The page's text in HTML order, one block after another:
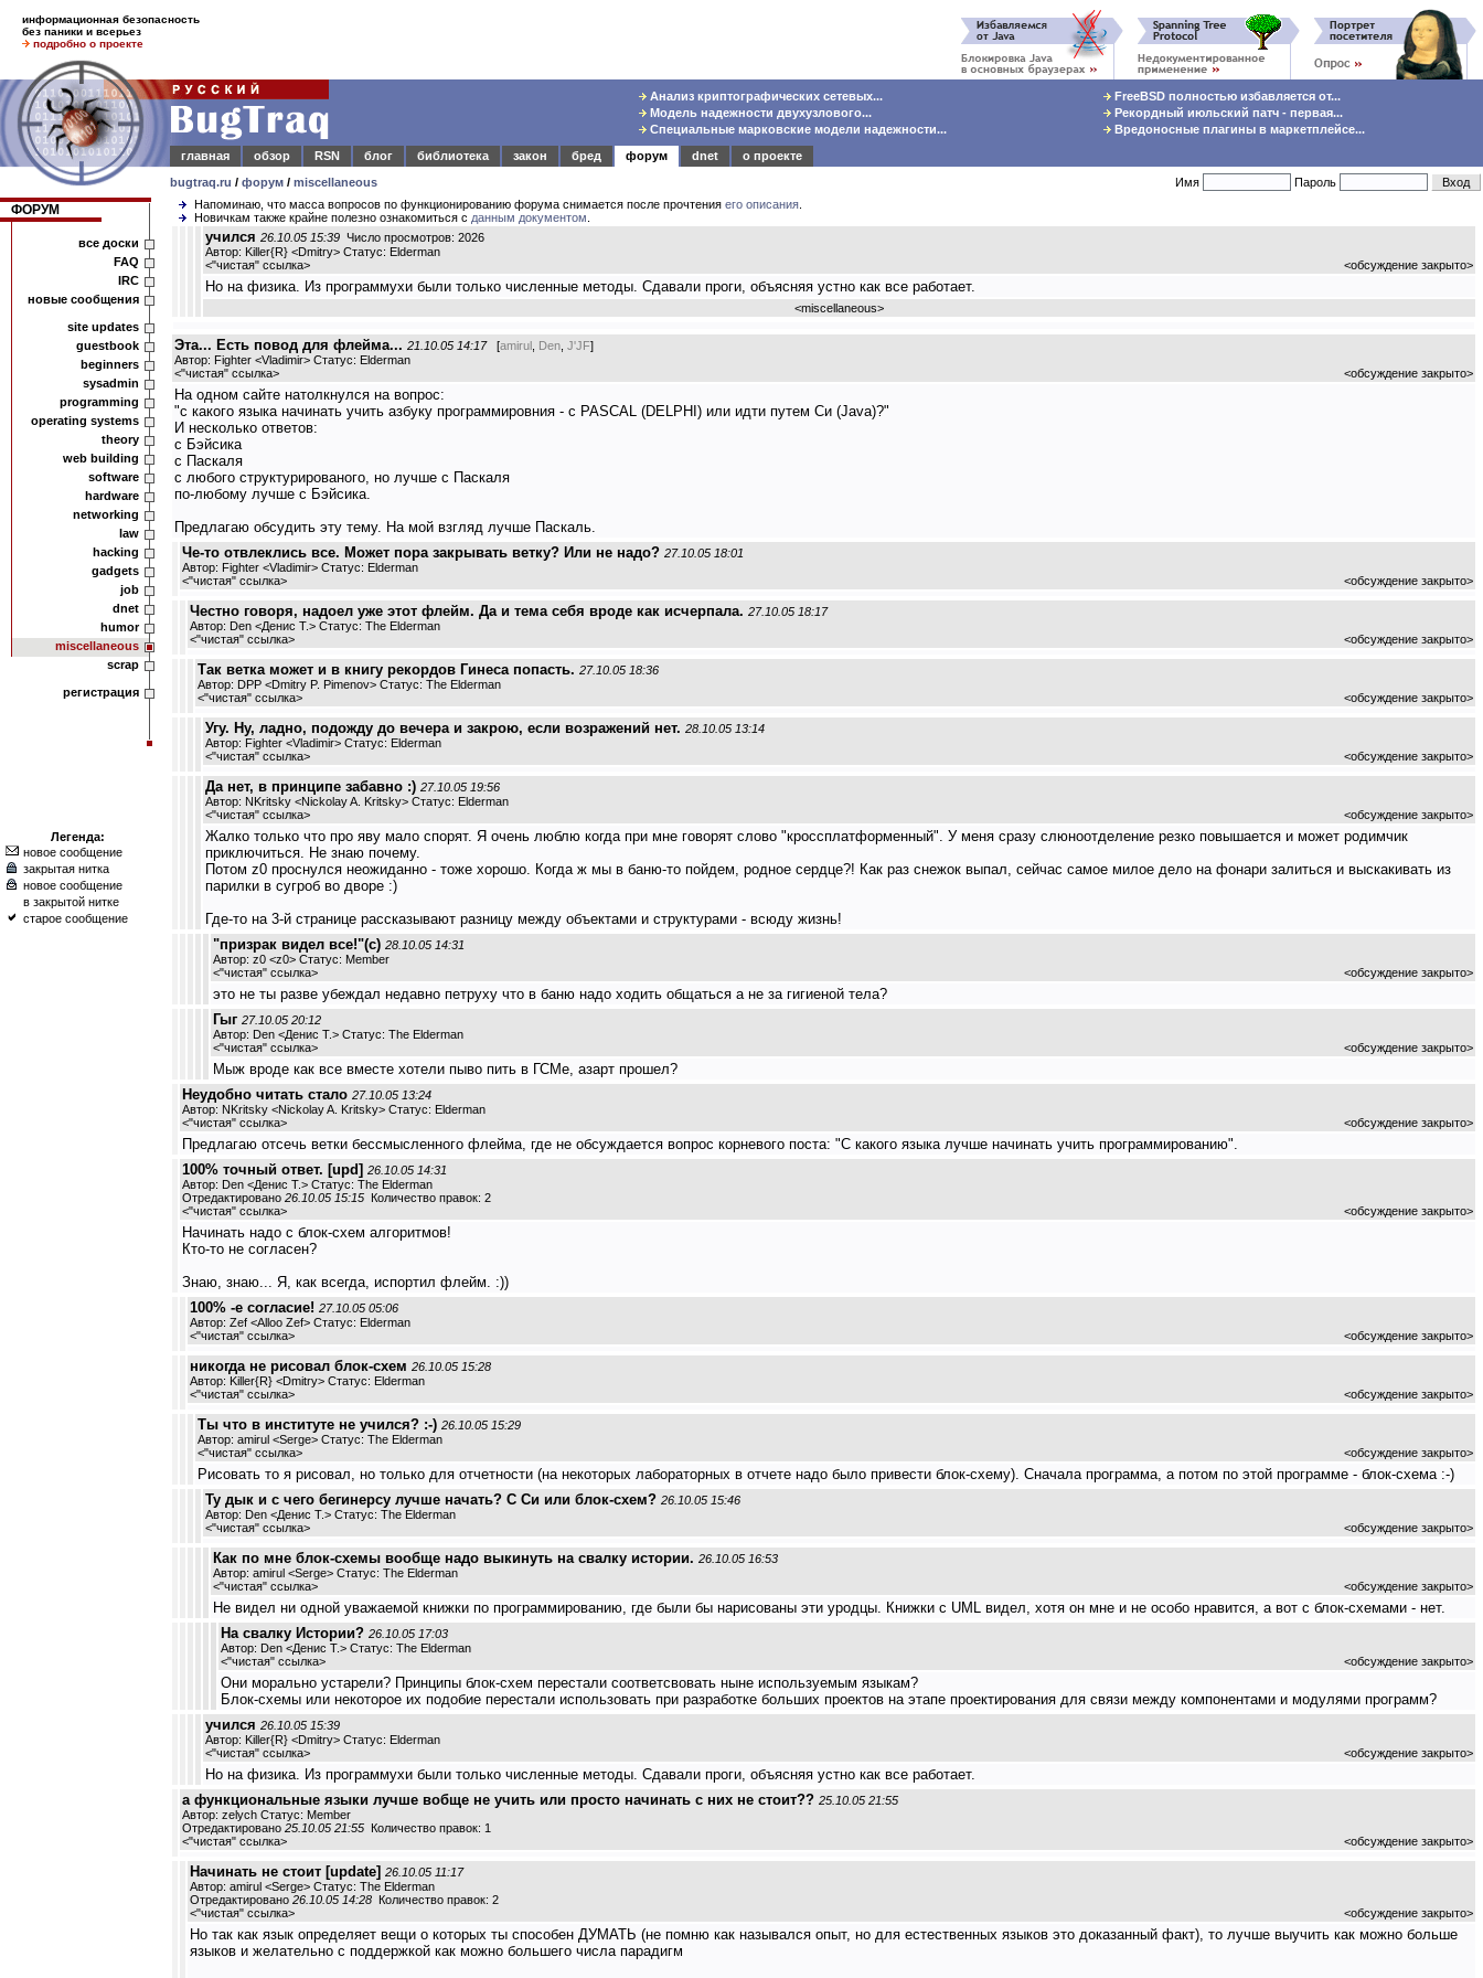
информационная безопасность
без паники и всерьез
подробно о проекте
Анализ криптографических сетевых...
Модель надежности двухузлового...
Специальные марковские модели надежности...
FreeBSD полностью избавляется от...
Рекордный июльский патч - первая...
Вредоносные плагины в маркетплейсе...
главная
обзор RSN блог библиотека закон бред форум dnet
о проекте
bugtraq.ru / форум / miscellaneous Имя Пароль
ФОРУМ
все доски
FAQ
IRC
новые сообщения
site updates
guestbook
beginners
sysadmin
programming
operating systems
theory
web building
software
hardware
networking
law
hacking
gadgets
job
dnet
humor
miscellaneous
scrap
регистрация
Легенда:
новое сообщение
закрытая нитка
новое сообщение
в закрытой нитке
старое сообщение
Напоминаю, что масса вопросов по функционированию форума снимается после прочтения его описания
Новичкам также крайне полезно ознакомиться с данным документом
учился 26.10.05 15:39 Число просмотров: 2026
Автор: Killer{R} <Dmitry> Статус: Elderman
<"чистая" ссылка> <обсуждение закрыто>
Но на физика. Из программухи были только численные методы. Сдавали проги, объясняя устно как все работает.
<miscellaneous>
Эта... Есть повод для флейма... 21.10.05 14:17[amirul Den J'JF]
Автор: Fighter <Vladimir> Статус: Elderman
<"чистая" ссылка> <обсуждение закрыто>
На одном сайте натолкнулся на вопрос:
"с какого языка начинать учить азбуку программировния - с PASCAL (DELPHI) или идти путем Си (Java)?"
И несколько ответов:
с Бэйсика
с Паскаля
с любого структурированого, но лучше с Паскаля
по-любому лучше с Бэйсика.
Предлагаю обсудить эту тему. На мой взгляд лучше Паскаль.
Че-то отвлеклись все. Может пора закрывать ветку? Или не надо? 27.10.05 18:01
Автор: Fighter <Vladimir> Статус: Elderman
<"чистая" ссылка> <обсуждение закрыто>
Честно говоря, надоел уже этот флейм. Да и тема себя вроде как исчерпала. 27.10.05 18:17
Автор: Den <Денис Т.> Статус: The Elderman
<"чистая" ссылка> <обсуждение закрыто>
Так ветка может и в книгу рекордов Гинеса попасть. 27.10.05 18:36
Автор: DPP <Dmitry P. Pimenov> Статус: The Elderman
<"чистая" ссылка> <обсуждение закрыто>
Угу. Ну, ладно, подожду до вечера и закрою, если возражений нет. 28.10.05 13:14
Автор: Fighter <Vladimir> Статус: Elderman
<"чистая" ссылка> <обсуждение закрыто>
Да нет, в принципе забавно :) 27.10.05 19:56
Автор: NKritsky <Nickolay A. Kritsky> Статус: Elderman
<"чистая" ссылка> <обсуждение закрыто>
Жалко только что про яву мало спорят. Я очень люблю когда при мне говорят слово "кроссплатформенный". У меня сразу слюноотделение резко повышается и может родимчик
приключиться. Не знаю почему.
Потом z0 проснулся неожиданно - тоже хорошо. Когда ж мы в баню-то пойдем, родное сердце?! Как раз снежок выпал, сейчас самое милое дело на фонари залиться и выскакивать из
парилки в сугроб во дворе :)
Где-то на 3-й странице рассказывают разницу между объектами и структурами - всюду жизнь!
"призрак видел все!"(с) 28.10.05 14:31
Автор: z0 <z0> Статус: Member
<"чистая" ссылка> <обсуждение закрыто>
это не ты разве убеждал недавно петруху что в баню надо ходить общаться а не за гигиеной тела?
Гыг 27.10.05 20:12
Автор: Den <Денис Т.> Статус: The Elderman
<"чистая" ссылка> <обсуждение закрыто>
Мыж вроде как все вместе хотели пыво пить в ГСМе, азарт прошел?
Неудобно читать стало 27.10.05 13:24
Автор: NKritsky <Nickolay A. Kritsky> Статус: Elderman
<"чистая" ссылка> <обсуждение закрыто>
Предлагаю отсечь ветки бессмысленного флейма, где не обсуждается вопрос корневого поста: "С какого языка лучше начинать учить программированию".
100% точный ответ. [upd] 26.10.05 14:31
Автор: Den <Денис Т.> Статус: The Elderman
Отредактировано 26.10.05 15:15 Количество правок: 2
<"чистая" ссылка> <обсуждение закрыто>
Начинать надо с блок-схем алгоритмов!
Кто-то не согласен?
Знаю, знаю... Я, как всегда, испортил флейм. :))
100% -е согласие! 27.10.05 05:06
Автор: Zef <Alloo Zef> Статус: Elderman
<"чистая" ссылка> <обсуждение закрыто>
никогда не рисовал блок-схем 26.10.05 15:28
Автор: Killer{R} <Dmitry> Статус: Elderman
<"чистая" ссылка> <обсуждение закрыто>
Ты что в институте не учился? :-) 26.10.05 15:29
Автор: amirul <Serge> Статус: The Elderman
<"чистая" ссылка> <обсуждение закрыто>
Рисовать то я рисовал, но только для отчетности (на некоторых лабораторных в отчете надо было привести блок-схему). Сначала программа, а потом по этой программе - блок-схема :-)
Ту дык и с чего бегинерсу лучше начать? С Си или блок-схем? 26.10.05 15:46
Автор: Den <Денис Т.> Статус: The Elderman
<"чистая" ссылка> <обсуждение закрыто>
Как по мне блок-схемы вообще надо выкинуть на свалку истории. 26.10.05 16:53
Автор: amirul <Serge> Статус: The Elderman
<"чистая" ссылка> <обсуждение закрыто>
Не видел ни одной уважаемой книжки по программированию, где были бы нарисованы эти уродцы. Книжки с UML видел, хотя он мне и не особо нравится, а вот с блок-схемами - нет.
На свалку Истории? 26.10.05 17:03
Автор: Den <Денис Т.> Статус: The Elderman
<"чистая" ссылка> <обсуждение закрыто>
Они морально устарели? Принципы блок-схем перестали соответсвовать ныне используемым языкам?
Блок-схемы или некоторое их подобие перестали использовать при разработке больших проектов на этапе проектирования для связи между компонентами и модулями программ?
учился 26.10.05 15:39
Автор: Killer{R} <Dmitry> Статус: Elderman
<"чистая" ссылка> <обсуждение закрыто>
Но на физика. Из программухи были только численные методы. Сдавали проги, объясняя устно как все работает.
а функциональные языки лучше вобще не учить или просто начинать с них не стоит?? 25.10.05 21:55
Автор: zelych Статус: Member
Отредактировано 25.10.05 21:55 Количество правок: 1
<"чистая" ссылка> <обсуждение закрыто>
Начинать не стоит [update] 26.10.05 11:17
Автор: amirul <Serge> Статус: The Elderman
Отредактировано 26.10.05 14:28 Количество правок: 2
<"чистая" ссылка> <обсуждение закрыто>
Но так как язык определяет вещи о которых ты способен ДУМАТЬ (не помню как назывался опыт, но для естественных языков это доказанный факт), то лучше выучить как можно больше
языков и желательно с поддержкой как можно большего числа парадигм